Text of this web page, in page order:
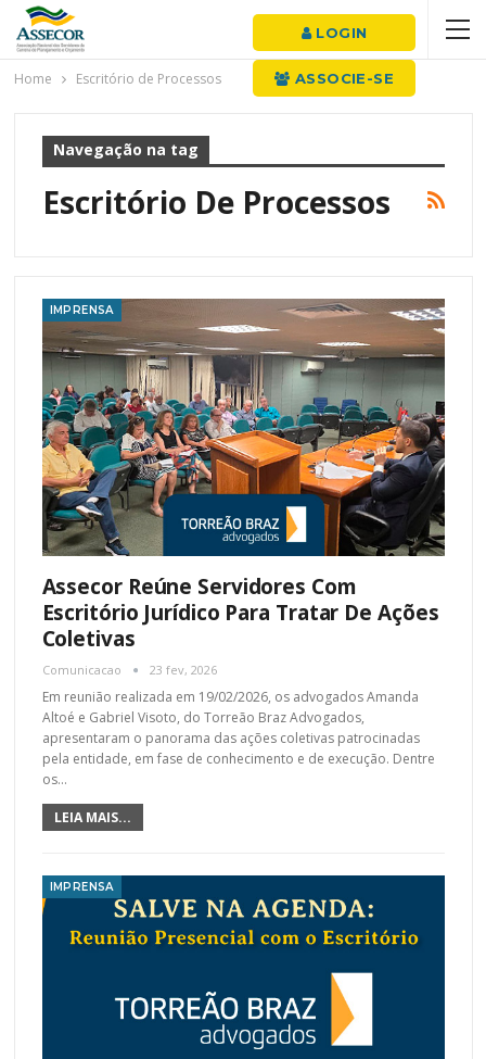
LOGIN
ASSOCIE-SE
Home Escritório de Processos
Navegação na tag
Escritório De Processos
IMPRENSA
Assecor Reúne Servidores Com
Escritório Jurídico Para Tratar De Ações
Coletivas
Comunicacao 23 fev, 2026
Em reunião realizada em 19/02/2026, os advogados Amanda
Altoé e Gabriel Visoto, do Torreão Braz Advogados,
apresentaram o panorama das ações coletivas patrocinadas
pela entidade, em fase de conhecimento e de execução. Dentre
os…
LEIA MAIS...
IMPRENSA